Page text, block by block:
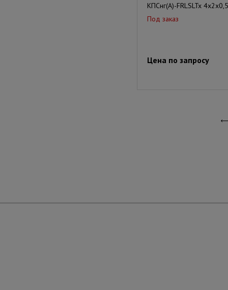
КПСнг(А)-FRLSLTx 4x2x0,5
Под заказ
Цена по запросу